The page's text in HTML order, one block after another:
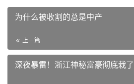
为什么被收割的总是中产
上一篇
深夜暴雷！浙江神秘富豪彻底栽